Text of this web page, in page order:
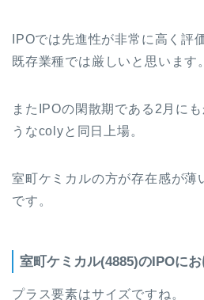
IPOでは先進性が非常に高く評
既存業種では厳しいと思います。
またIPOの閑散期である2月に
うなcolyと同日上場。
室町ケミカルの方が存在感が薄
です。
室町ケミカル(4885)のIPOに
プラス要素はサイズですね。